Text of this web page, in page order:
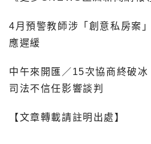
4月預警教師涉「創意私房案
應遲緩
中午來開匯／15次協商終破
司法不信任影響談判
【文章轉載請註明出處】